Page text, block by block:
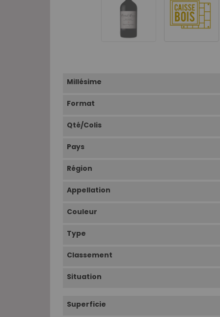
Millésime
Format
Qté/Colis
Pays
Région
Appellation
Couleur
Type
Classement
Situation
Superficie